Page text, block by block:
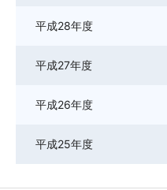
平成28年度
平成27年度
平成26年度
平成25年度